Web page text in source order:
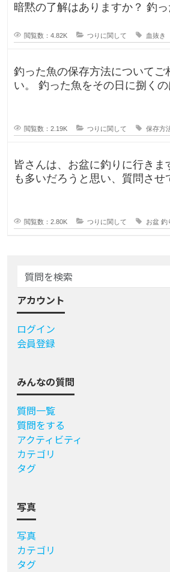
暗黙の了解はありますか？ 釣った後に海に戻す
閲覧数：4.82K つりに関して 血抜き
釣った魚の保存方法についてご
い。 釣った魚をその日に捌く
閲覧数：2.19K つりに関して 保存方
皆さんは、お盆に釣りに行きま
も多いだろうと思い、質問させ
閲覧数：2.80K つりに関して お盆 釣
アカウント
ログイン
会員登録
みんなの質問
質問一覧
質問をする
アクティビティ
カテゴリ
タグ
写真
写真
カテゴリ
タグ